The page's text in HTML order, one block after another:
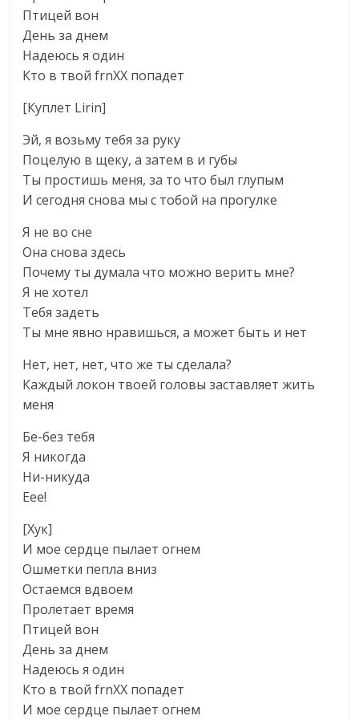
Птицей вон
День за днем
Надеюсь я один
Кто в твой frnXX попадет
[Куплет Lirin]
Эй, я возьму тебя за руку
Поцелую в щеку, а затем в и губы
Ты простишь меня, за то что был глупым
И сегодня снова мы с тобой на прогулке
Я не во сне
Она снова здесь
Почему ты думала что можно верить мне?
Я не хотел
Тебя задеть
Ты мне явно нравишься, а может быть и нет
Нет, нет, нет, что же ты сделала?
Каждый локон твоей головы заставляет жить
меня
Бе-без тебя
Я никогда
Ни-никуда
Еее!
[Хук]
И мое сердце пылает огнем
Ошметки пепла вниз
Остаемся вдвоем
Пролетает время
Птицей вон
День за днем
Надеюсь я один
Кто в твой frnXX попадет
И мое сердце пылает огнем